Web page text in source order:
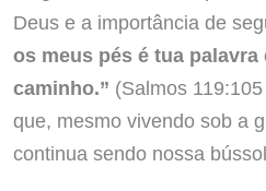
Deus e a importância de
os meus pés é tua palavra
caminho.” (Salmos
que, mesmo vivendo sob a
continua sendo nossa